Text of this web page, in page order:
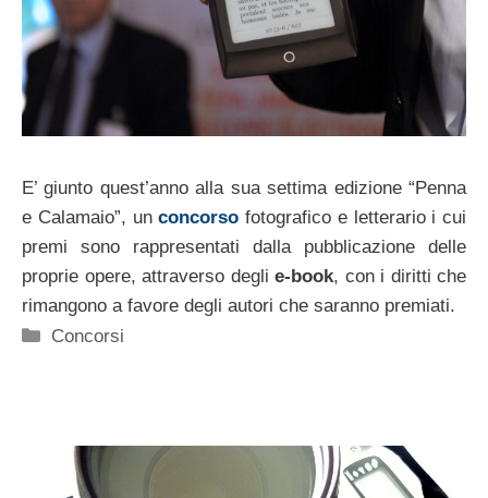
E’ giunto quest’anno alla sua settima edizione “Penna
e Calamaio”, unconcorso fotografico e letterario i cui
premi sono rappresentati dalla pubblicazione delle
proprie opere, attraverso degli e-book, con i diritti che
rimangono a favore degli autori che saranno premiati.
Categorie
Concorsi